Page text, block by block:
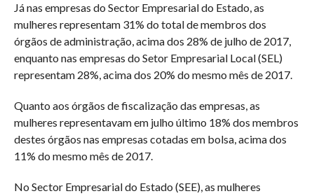
Já nas empresas do Sector Empresarial do Estado, as
mulheres representam 31% do total de membros dos
órgãos de administração, acima dos 28% de julho de 2017,
enquanto nas empresas do Setor Empresarial Local (SEL)
representam 28%, acima dos 20% do mesmo mês de 2017.
Quanto aos órgãos de fiscalização das empresas, as
mulheres representavam em julho último 18% dos membros
destes órgãos nas empresas cotadas em bolsa, acima dos
11% do mesmo mês de 2017.
No Sector Empresarial do Estado (SEE), as mulheres